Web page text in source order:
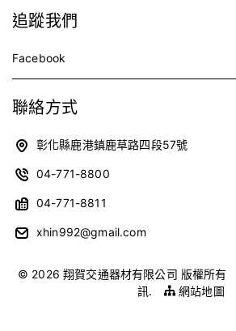
追蹤我們
Facebook
聯絡方式
彰化縣鹿港鎮鹿草路四段57號
04-771-8800
04-771-8811
xhin992@gmail.com
© 2026 翔賀交通器材有限公司 版權所有
訊. 網站地圖